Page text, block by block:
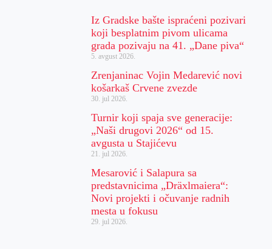
Iz Gradske bašte ispraćeni pozivari
koji besplatnim pivom ulicama
grada pozivaju na 41. „Dane piva“
5. avgust 2026.
Zrenjaninac Vojin Medarević novi
košarkaš Crvene zvezde
30. jul 2026.
Turnir koji spaja sve generacije:
„Naši drugovi 2026“ od 15.
avgusta u Stajićevu
21. jul 2026.
Mesarović i Salapura sa
predstavnicima „Dräxlmaiera“:
Novi projekti i očuvanje radnih
mesta u fokusu
29. jul 2026.